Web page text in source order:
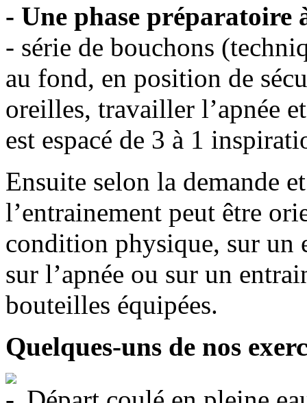
- Une phase préparatoire
- série de bouchons
au fond, en position de
oreilles, travailler l’apnée
est espacé de 3 à 1
Ensuite selon la demande
l’entrainement peut être
condition physique, sur un
sur l’apnée ou sur un
bouteilles équipées.
Quelques-uns de nos